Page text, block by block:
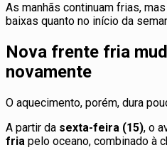
As manhãs continuam frias,
baixas quanto no início da
Nova frente fria
novamente
O aquecimento, porém, dura
A partir da sexta-feira (15), o
fria pelo oceano, combinado à